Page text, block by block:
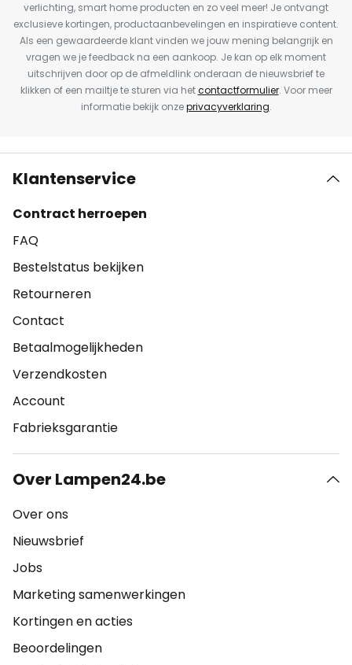
verlichting, smart home producten en zo veel meer! Je ontvangt
exclusieve kortingen, productaanbevelingen en inspiratieve content.
Als een gewaardeerde klant vinden we jouw mening belangrijk en
vragen we je feedback na een aankoop. Je kan op elk moment
uitschrijven door op de afmeldlink onderaan de nieuwsbrief te
klikken of een mailtje te sturen via hetcontactformulier. Voor meer
informatie bekijk onzeprivacyverklaring.
Klantenservice
Contract herroepen
FAQ
Bestelstatus bekijken
Retourneren
Contact
Betaalmogelijkheden
Verzendkosten
Account
Fabrieksgarantie
Over Lampen24.be
Over ons
Nieuwsbrief
Jobs
Marketing samenwerkingen
Kortingen en acties
Beoordelingen